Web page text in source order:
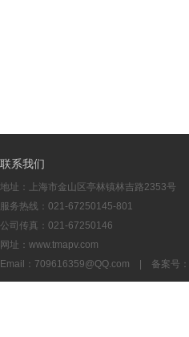
联系我们
地址：上海市金山区亭林镇林吉路2353号
服务热线：021-67250145-801
公司传真：021-67250146
网址：www.tmapv.com
Email： 709616359@QQ.com | 备案号：